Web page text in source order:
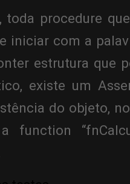
toda procedure
iniciar com a
estrutura que
existe um
do objeto,
function